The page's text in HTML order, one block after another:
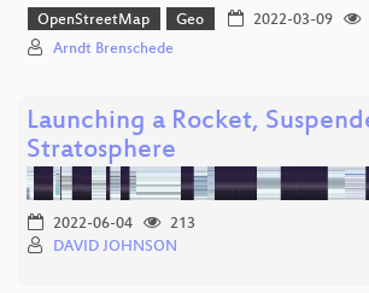
OpenStreetMap Geo 2022-03-09
Arndt Brenschede
Launching a Rocket,
Stratosphere
2022-06-04
213
DAVID JOHNSON